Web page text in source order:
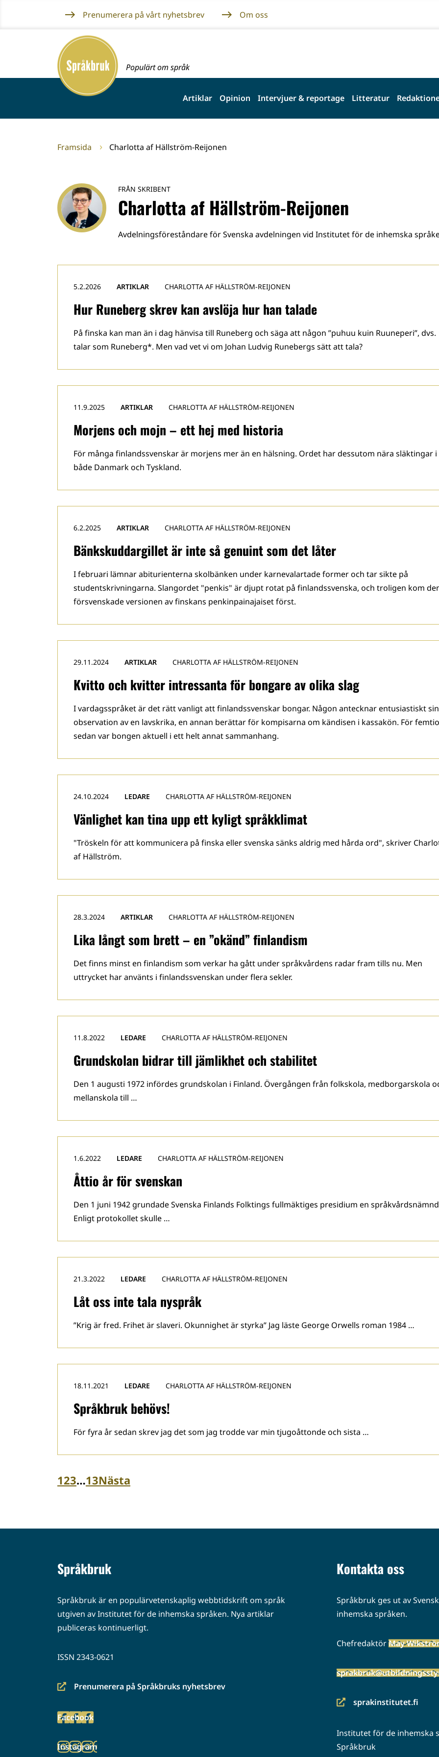
innehållet
Prenumerera på vårt nyhetsbrev Om oss
Framsida
Populärt om språk
Artiklar Opinion Intervjuer & reportage Litteratur
Framsida Charlotta af Hällström-Reijonen
FRÅN SKRIBENT
Charlotta af Hällström-Reijonen
Avdelningsföreståndare för Svenska avdelningen vid Institutet för de inhemska
Hur Runeberg skrev kan avslöja hur han talade
5.2.2026 ARTIKLAR CHARLOTTA AF HÄLLSTRÖM-REIJONEN
På finska kan man än i dag hänvisa till Runeberg och säga att någon ”puhuu kuin Ruuneperi”, dvs.
talar som Runeberg*. Men vad vet vi om Johan Ludvig Runebergs sätt att tala?
Morjens och mojn – ett hej med historia
11.9.2025 ARTIKLAR CHARLOTTA AF HÄLLSTRÖM-REIJONEN
För många finlandssvenskar är morjens mer än en hälsning. Ordet har dessutom nära släktingar i
både Danmark och Tyskland.
Bänkskuddargillet är inte så genuint som det låter
6.2.2025 ARTIKLAR CHARLOTTA AF HÄLLSTRÖM-REIJONEN
I februari lämnar abiturienterna skolbänken under karnevalartade former och tar sikte på
studentskrivningarna. Slangordet "penkis" är djupt rotat på finlandssvenska, och troligen kom
försvenskade versionen av finskans penkinpainajaiset först.
Kvitto och kvitter intressanta för bongare av olika slag
29.11.2024 ARTIKLAR CHARLOTTA AF HÄLLSTRÖM-REIJONEN
I vardagsspråket är det rätt vanligt att finlandssvenskar bongar. Någon antecknar entusiastiskt sin
observation av en lavskrika, en annan berättar för kompisarna om kändisen i kassakön. För
sedan var bongen aktuell i ett helt annat sammanhang.
Vänlighet kan tina upp ett kyligt språkklimat
24.10.2024 LEDARE CHARLOTTA AF HÄLLSTRÖM-REIJONEN
"Tröskeln för att kommunicera på finska eller svenska sänks aldrig med hårda ord", skriver
af Hällström.
Lika långt som brett – en ”okänd” finlandism
28.3.2024 ARTIKLAR CHARLOTTA AF HÄLLSTRÖM-REIJONEN
Det finns minst en finlandism som verkar ha gått under språkvårdens radar fram tills nu. Men
uttrycket har använts i finlandssvenskan under flera sekler.
Grundskolan bidrar till jämlikhet och stabilitet
11.8.2022 LEDARE CHARLOTTA AF HÄLLSTRÖM-REIJONEN
Den 1 augusti 1972 infördes grundskolan i Finland. Övergången från folkskola, medborgarskola
mellanskola till …
Åttio år för svenskan
1.6.2022 LEDARE CHARLOTTA AF HÄLLSTRÖM-REIJONEN
Den 1 juni 1942 grundade Svenska Finlands Folktings fullmäktiges presidium en
Enligt protokollet skulle …
Låt oss inte tala nyspråk
21.3.2022 LEDARE CHARLOTTA AF HÄLLSTRÖM-REIJONEN
”Krig är fred. Frihet är slaveri. Okunnighet är styrka” Jag läste George Orwells roman 1984 …
Språkbruk behövs!
18.11.2021 LEDARE CHARLOTTA AF HÄLLSTRÖM-REIJONEN
För fyra år sedan skrev jag det som jag trodde var min tjugoåttonde och sista …
123…13Nästa
Språkbruk
Språkbruk är en populärvetenskaplig webbtidskrift om språk
utgiven av Institutet för de inhemska språken. Nya artiklar
publiceras kontinuerligt.
ISSN 2343-0621
Prenumerera på Språkbruks nyhetsbrev
(siirryt
palveluun)
Facebook
(siirryt
palveluun)
Instagram
(siirryt
Kontakta oss
Språkbruk ges ut av
inhemska språken.
ChefredaktörMay
sprakinstitutet.fi
(siirryt
palveluun)
Institutet för de inhemska
Språkbruk